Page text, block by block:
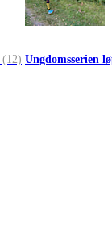
(12) Ungdomsserien